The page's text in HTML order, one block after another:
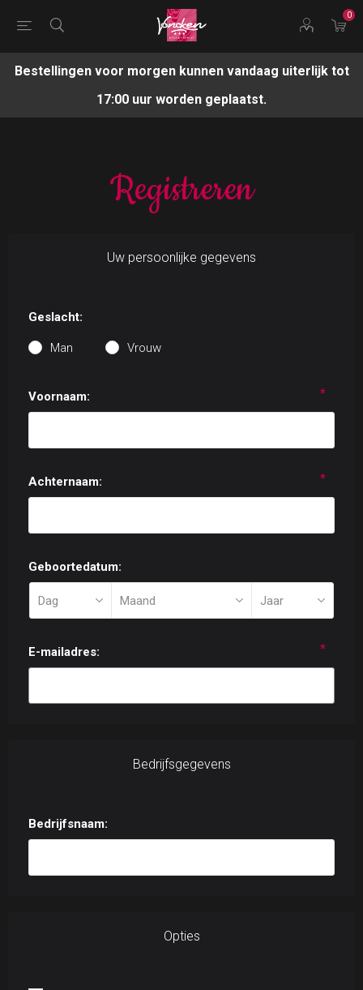
0
Bestellingen voor morgen kunnen vandaag uiterlijk tot
17:00 uur worden geplaatst.
Registreren
Uw persoonlijke gegevens
Geslacht:
Man Vrouw
Voornaam: *
Achternaam: *
Geboortedatum:
E-mailadres: *
Bedrijfsgegevens
Bedrijfsnaam:
Opties